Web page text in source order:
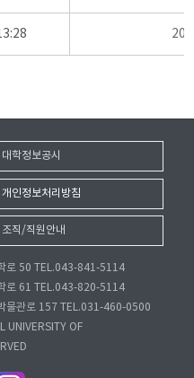
대학정보공시
개인정보처리방침
조직/직원안내
로 50 TEL.043-841-5114
로 61 TEL.043-820-5114
물관로 157 TEL.031-460-0500
UNIVERSITY OF